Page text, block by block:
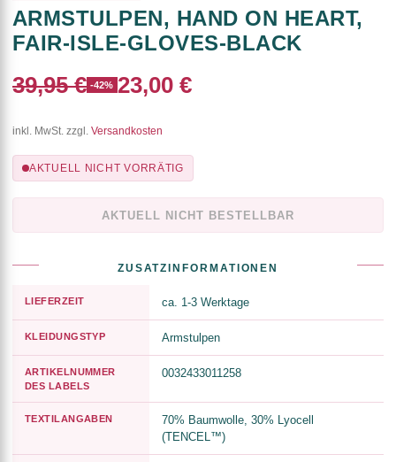
ARMSTULPEN, HAND ON HEART,
FAIR-ISLE-GLOVES-BLACK
39,95 € -42% 23,00 €
inkl. MwSt. zzgl. Versandkosten
AKTUELL NICHT VORRÄTIG
AKTUELL NICHT BESTELLBAR
ZUSATZINFORMATIONEN
LIEFERZEIT ca. 1-3 Werktage
KLEIDUNGSTYP Armstulpen
ARTIKELNUMMER
DES LABELS
0032433011258
TEXTILANGABEN
70% Baumwolle, 30% Lyocell
(TENCEL™)